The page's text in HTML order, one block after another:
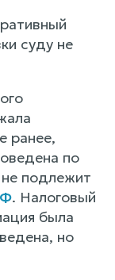
суду не
ранее,
по
подлежит
. Налоговый
была
но